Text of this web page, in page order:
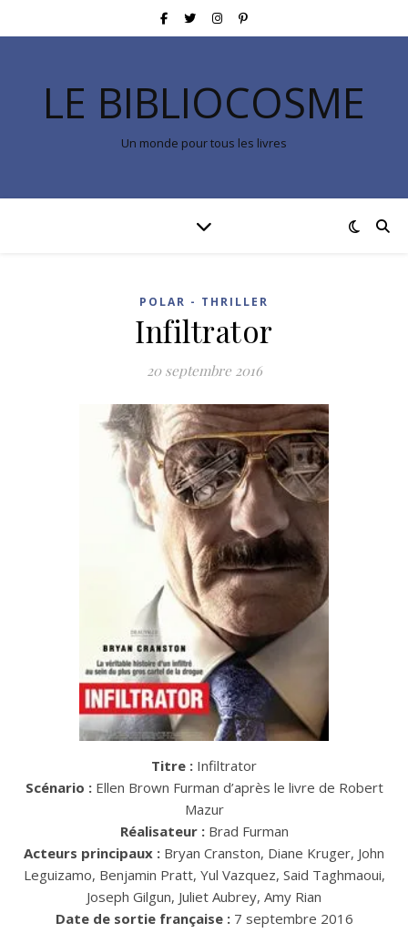
LE BIBLIOCOSME
Un monde pour tous les livres
POLAR - THRILLER
Infiltrator
20 septembre 2016
Titre : Infiltrator
Scénario : Ellen Brown Furman d’après le livre de Robert
Mazur
Réalisateur : Brad Furman
Acteurs principaux : Bryan Cranston, Diane Kruger, John
Leguizamo, Benjamin Pratt, Yul Vazquez, Said Taghmaoui,
Joseph Gilgun, Juliet Aubrey, Amy Rian
Date de sortie française : 7 septembre 2016